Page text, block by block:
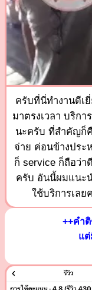
ครับที่นี่ทำงานดีเ
มาตรงเวลา บริกา
นะครับ ที่สำคัญก็
จ่าย ค่อนข้างประ
ก็ service ก็ถือว่า
ครับ อันนี้ผมแนะ
ใช้บริการเลย
++คำ
แต่